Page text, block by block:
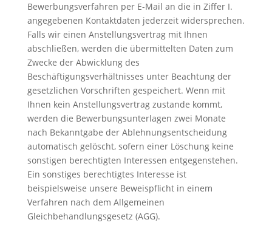
Bewerbungsverfahren per E-Mail an die in Ziffer I.
angegebenen Kontaktdaten jederzeit widersprechen.
Falls wir einen Anstellungsvertrag mit Ihnen
abschließen, werden die übermittelten Daten zum
Zwecke der Abwicklung des
Beschäftigungsverhältnisses unter Beachtung der
gesetzlichen Vorschriften gespeichert. Wenn mit
Ihnen kein Anstellungsvertrag zustande kommt,
werden die Bewerbungsunterlagen zwei Monate
nach Bekanntgabe der Ablehnungsentscheidung
automatisch gelöscht, sofern einer Löschung keine
sonstigen berechtigten Interessen entgegenstehen.
Ein sonstiges berechtigtes Interesse ist
beispielsweise unsere Beweispflicht in einem
Verfahren nach dem Allgemeinen
Gleichbehandlungsgesetz (AGG).